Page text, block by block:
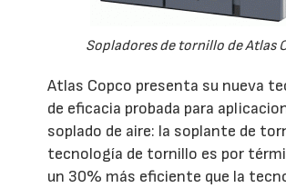
Sopladores de tornillo de Atlas
Atlas Copco presenta su nueva
de eficacia probada para
soplado de aire: la soplante de
tecnología de tornillo es por
un 30% más eficiente que la